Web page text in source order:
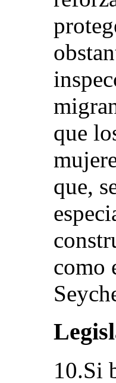
que
que,
como
10.Si